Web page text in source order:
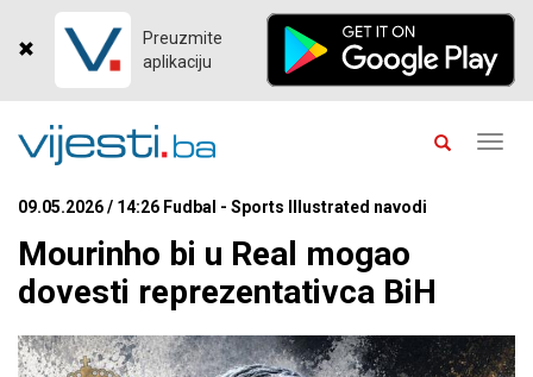
Preuzmite
aplikaciju
09.05.2026 / 14:26 Fudbal - Sports Illustrated navodi
Mourinho bi u Real mogao
dovesti reprezentativca BiH